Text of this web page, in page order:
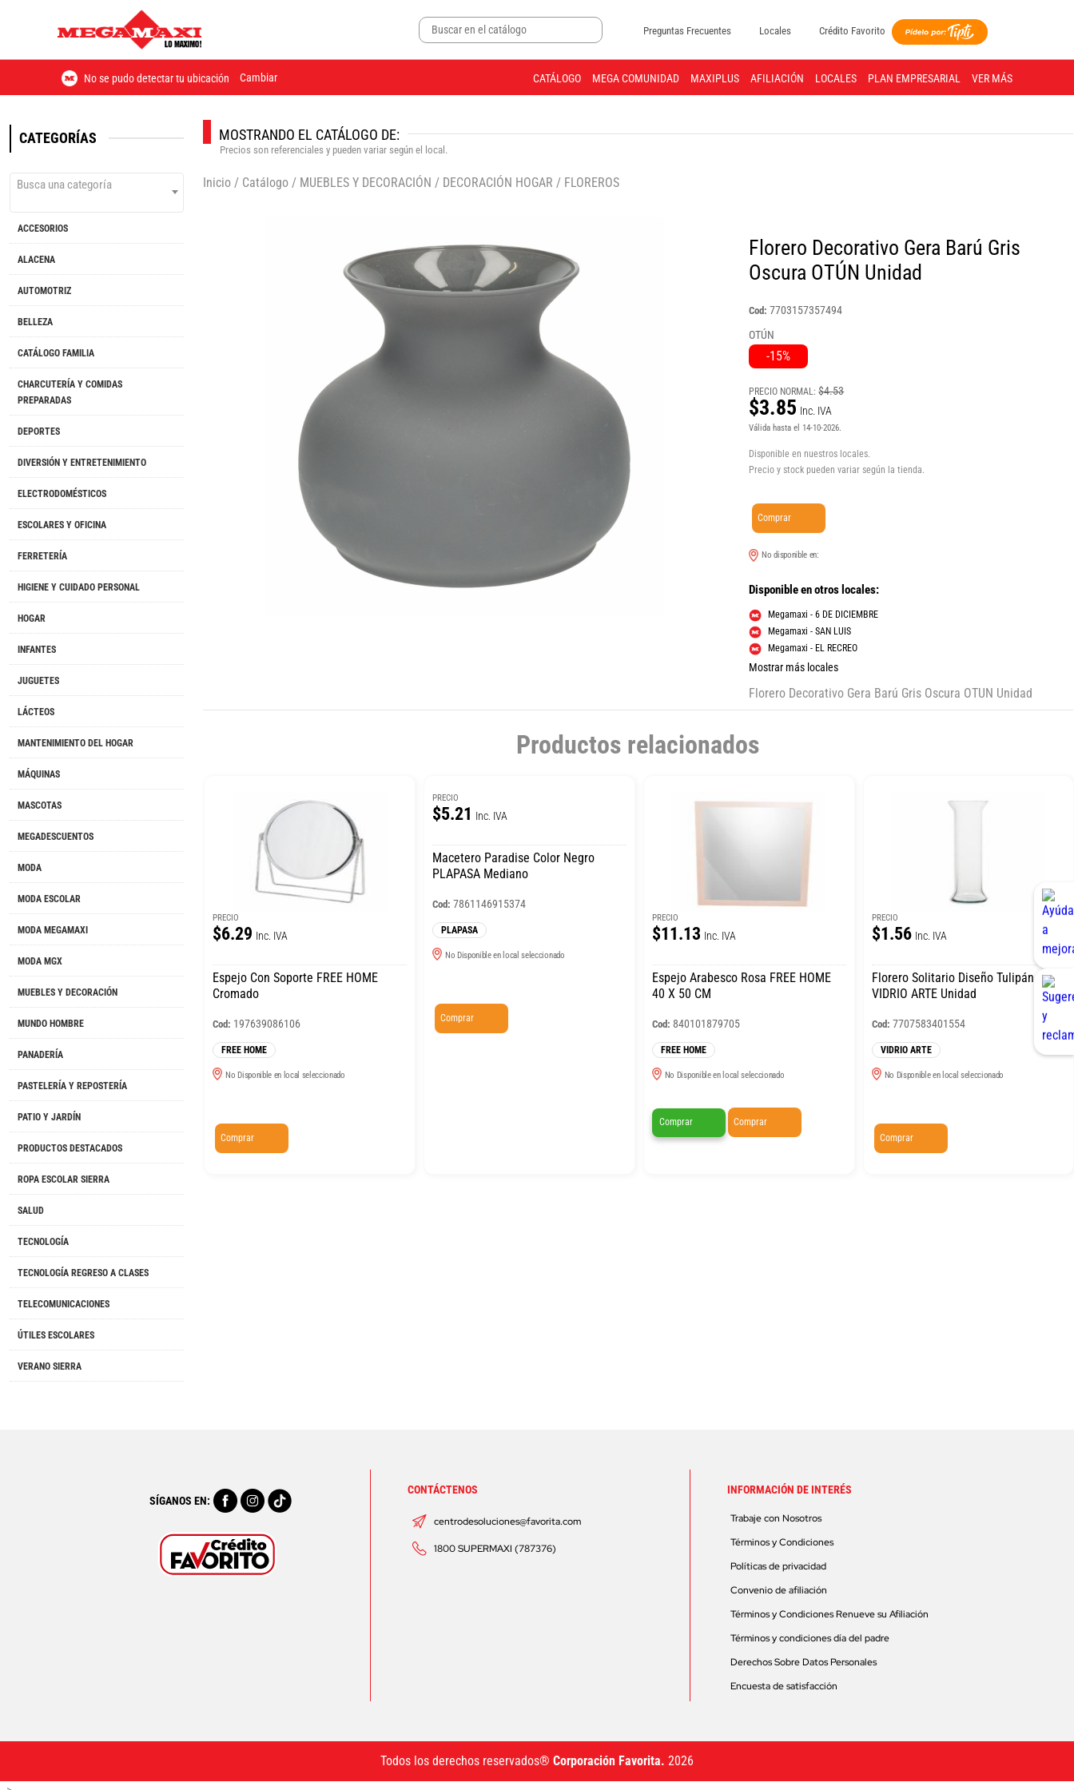
Preguntas Frecuentes Locales Crédito Favorito
No se pudo detectar tu ubicación Cambiar CATÁLOGO MEGA COMUNIDAD MAXIPLUS AFILIACIÓN LOCALES PLAN EMPRESARIAL VER MÁS
CATEGORÍAS
Busca una categoría
ACCESORIOS
ALACENA
AUTOMOTRIZ
BELLEZA
CATÁLOGO FAMILIA
CHARCUTERÍA Y COMIDAS
PREPARADAS
DEPORTES
DIVERSIÓN Y ENTRETENIMIENTO
ELECTRODOMÉSTICOS
ESCOLARES Y OFICINA
FERRETERÍA
HIGIENE Y CUIDADO PERSONAL
HOGAR
INFANTES
JUGUETES
LÁCTEOS
MANTENIMIENTO DEL HOGAR
MÁQUINAS
MASCOTAS
MEGADESCUENTOS
MODA
MODA ESCOLAR
MODA MEGAMAXI
MODA MGX
MUEBLES Y DECORACIÓN
MUNDO HOMBRE
PANADERÍA
PASTELERÍA Y REPOSTERÍA
PATIO Y JARDÍN
PRODUCTOS DESTACADOS
ROPA ESCOLAR SIERRA
SALUD
TECNOLOGÍA
TECNOLOGÍA REGRESO A CLASES
TELECOMUNICACIONES
ÚTILES ESCOLARES
VERANO SIERRA
MOSTRANDO EL CATÁLOGO DE:
Precios son referenciales y pueden variar según el local.
Inicio / Catálogo / MUEBLES Y DECORACIÓN / DECORACIÓN HOGAR / FLOREROS
Florero Decorativo Gera Barú Gris
Oscura OTÚN Unidad
Cod: 7703157357494
OTÚN
-15%
PRECIO NORMAL:$4.53
$3.85 Inc. IVA
Válida hasta el 14-10-2026.
Disponible en nuestros locales.
Precio y stock pueden variar según la tienda.
Comprar
No disponible en:
Disponible en otros locales:
Megamaxi - 6 DE DICIEMBRE
Megamaxi - SAN LUIS
Megamaxi - EL RECREO
Mostrar más locales
Florero Decorativo Gera Barú Gris Oscura OTUN Unidad
Productos relacionados
PRECIO
$6.29 Inc. IVA
Espejo Con Soporte FREE HOME
Cromado
Cod: 197639086106
FREE HOME
No Disponible en local seleccionado
Comprar
PRECIO
$5.21 Inc. IVA
Macetero Paradise Color Negro
PLAPASA Mediano
Cod: 7861146915374
PLAPASA
No Disponible en local seleccionado
Comprar
PRECIO
$11.13 Inc. IVA
Espejo Arabesco Rosa FREE HOME
40 X 50 CM
Cod: 840101879705
FREE HOME
No Disponible en local seleccionado
Comprar Comprar
PRECIO
$1.56 Inc. IVA
Florero Solitario Diseño Tulipán
VIDRIO ARTE Unidad
Cod: 7707583401554
VIDRIO ARTE
No Disponible en local seleccionado
Comprar
SÍGANOS EN:
CONTÁCTENOS
centrodesoluciones@favorita.com
1800 SUPERMAXI (787376)
INFORMACIÓN DE INTERÉS
Trabaje con Nosotros
Términos y Condiciones
Políticas de privacidad
Convenio de afiliación
Términos y Condiciones Renueve su Afiliación
Términos y condiciones día del padre
Derechos Sobre Datos Personales
Encuesta de satisfacción
Todos los derechos reservados® Corporación Favorita. 2026